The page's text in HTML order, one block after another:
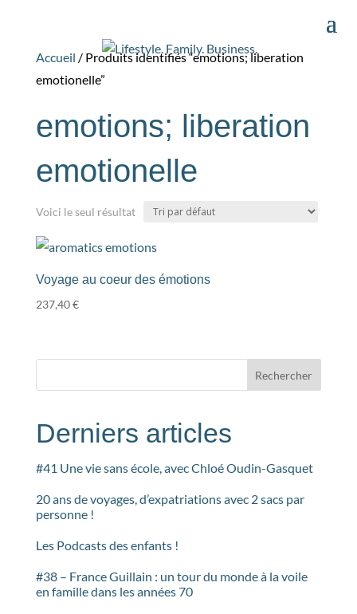
Accueil / Produits identifiés “emotions; liberation
emotionelle”
emotions; liberation
emotionelle
Voici le seul résultat
Voyage au coeur des émotions
237,40€
Rechercher
Derniers articles
#41 Une vie sans école, avec Chloé Oudin-Gasquet
20 ans de voyages, d’expatriations avec 2 sacs par
personne !
Les Podcasts des enfants !
#38 – France Guillain : un tour du monde à la voile
en famille dans les années 70